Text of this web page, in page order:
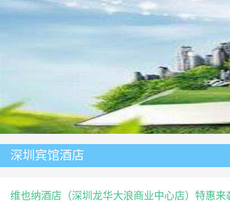
深圳宾馆酒店
维也纳酒店（深圳龙华大浪商业中心店）特惠来